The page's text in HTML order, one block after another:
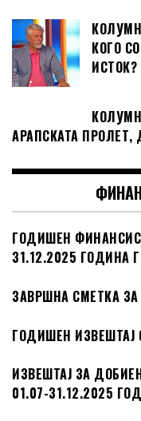
КОГО
ИСТОК?
АРАПСКАТА ПРОЛЕТ,
ГОДИШЕН
31.12.2025 ГОДИНА
ЗАВРШНА СМЕТКА
ГОДИШЕН ИЗВЕШТАЈ
ИЗВЕШТАЈ ЗА
01.07-31.12.2025